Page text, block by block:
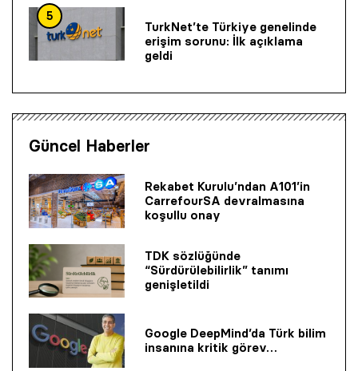
5
TurkNet’te Türkiye genelinde
erişim sorunu: İlk açıklama
geldi
Güncel Haberler
Rekabet Kurulu’ndan A101’in
CarrefourSA devralmasına
koşullu onay
TDK sözlüğünde
“Sürdürülebilirlik” tanımı
genişletildi
Google DeepMind’da Türk bilim
insanına kritik görev…